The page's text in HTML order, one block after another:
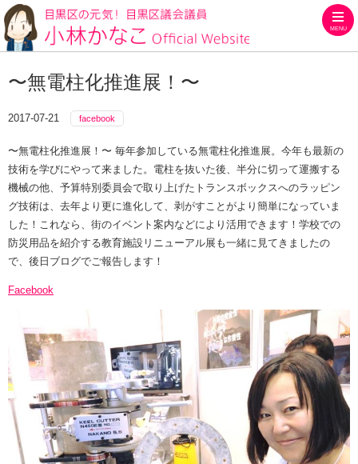
MENU
〜無電柱化推進展！〜
2017-07-21 facebook
〜無電柱化推進展！〜 毎年参加している無電柱化推進展。今年も最新の
技術を学びにやって来ました。電柱を抜いた後、半分に切って運搬する
機械の他、予算特別委員会で取り上げたトランスボックスへのラッピン
グ技術は、去年より更に進化して、剥がすことがより簡単になっていま
した！これなら、街のイベント案内などにより活用できます！学校での
防災用品を紹介する教育施設リニューアル展も一緒に見てきましたの
で、後日ブログでご報告します！
Facebook